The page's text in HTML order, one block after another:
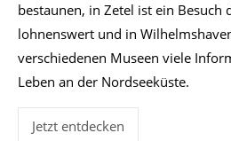
bestaunen, in Zetel ist ein Besuch
lohnenswert und in
verschiedenen Museen viele
Leben an der Nordseeküste.
Jetzt entdecken